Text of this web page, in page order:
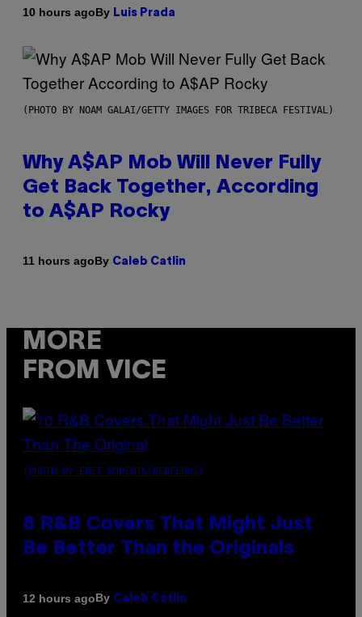
10 hours agoBy Luis Prada
(PHOTO BY NOAM GALAI/GETTY IMAGES FOR TRIBECA FESTIVAL)
Why A$AP Mob Will Never Fully
Get Back Together, According
to A$AP Rocky
11 hours agoBy Caleb Catlin
MORE
FROM VICE
(PHOTO BY EBET ROBERTS/REDFERNS)
8 R&B Covers That Might Just
Be Better Than the Originals
12 hours agoBy Caleb Catlin